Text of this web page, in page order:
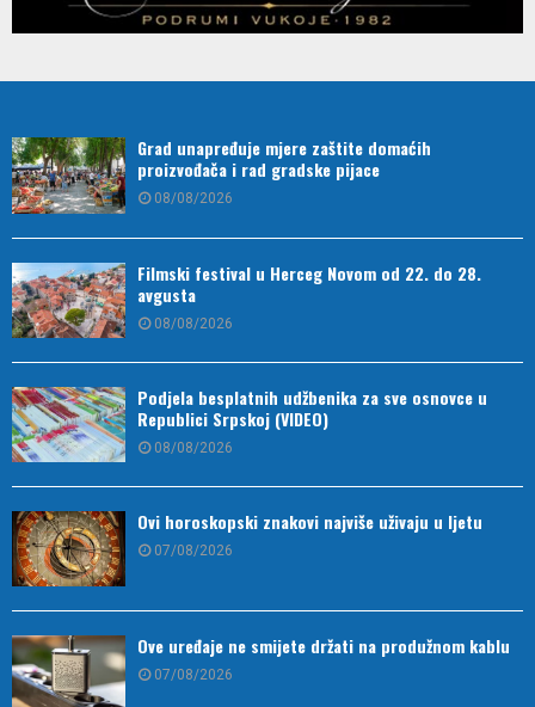
Grad unapređuje mjere zaštite domaćih
proizvođača i rad gradske pijace
08/08/2026
Filmski festival u Herceg Novom od 22. do 28.
avgusta
08/08/2026
Podjela besplatnih udžbenika za sve osnovce u
Republici Srpskoj (VIDEO)
08/08/2026
Ovi horoskopski znakovi najviše uživaju u ljetu
07/08/2026
Ove uređaje ne smijete držati na produžnom kablu
07/08/2026